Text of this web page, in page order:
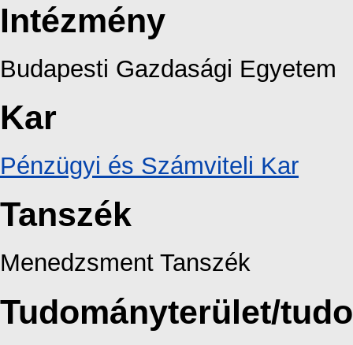
Intézmény
Budapesti Gazdasági Egyetem
Kar
Pénzügyi és Számviteli Kar
Tanszék
Menedzsment Tanszék
Tudományterület/